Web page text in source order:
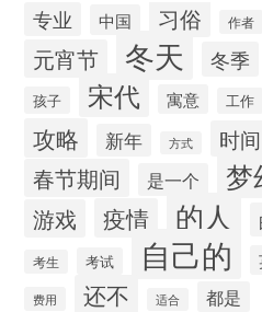
专业 中国 习俗 作者
元宵节 冬天 冬季
孩子 宋代 寓意 工作
攻略 新年 方式 时间
春节期间 是一个 梦
游戏 疫情 的人
考生 考试 自己的
费用 还不 适合 都是